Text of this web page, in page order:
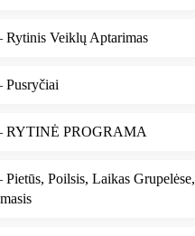
Rytinis Veiklų Aptarimas
Pusryčiai
RYTINĖ PROGRAMA
Pietūs, Poilsis, Laikas Grupelėse,